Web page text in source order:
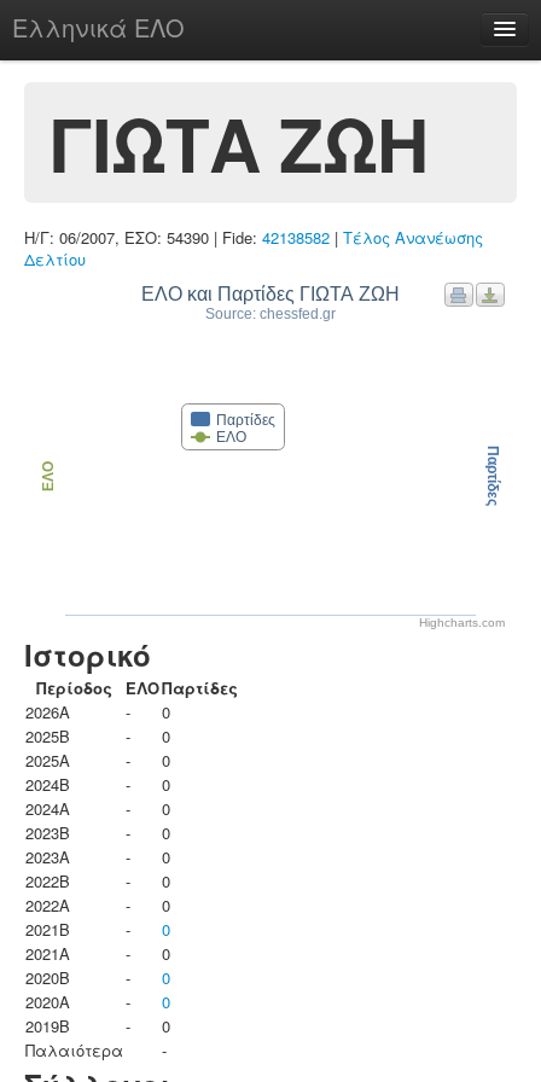
Ελληνικά ΕΛΟ
Login
ΓΙΩΤΑ ΖΩΗ
Η/Γ: 06/2007, ΕΣΟ: 54390 | Fide: 42138582 | Τέλος Ανανέωσης
Δελτίου
ΕΛΟ και Παρτίδες ΓΙΩΤΑ ΖΩΗ
Source: chessfed.gr
Παρτίδες
ΕΛΟ
ΕΛΟ Παρτίδες
Highcharts.com
Ιστορικό
Περίοδος ΕΛΟΠαρτίδες
2026A
-
0
2025B
-
0
2025A
-
0
2024B
-
0
2024A
-
0
2023B
-
0
2023Α
-
0
2022B
-
0
2022A
-
0
2021B
-
0
2021A
-
0
2020B
-
0
2020A
-
0
2019B
-
0
Παλαιότερα
-